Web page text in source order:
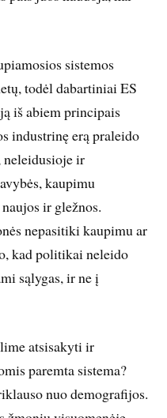
sistemos
todėl dabartiniai ES
iš abiem principais
industrinę erą praleido
neleidusioje ir
kaupimu
ir gležnos.
nepasitiki kaupimu ar
kad politikai neleido
sąlygas, ir ne į
atsisakyti ir
paremta sistema?
nuo demografijos.